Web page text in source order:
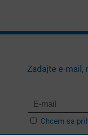
Zadajte e-mail,
Chcem sa